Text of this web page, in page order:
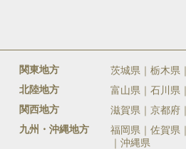
関東地方 茨城県 栃木県
北陸地方 富山県 石川県
関西地方 滋賀県 京都府
九州・沖縄地方 福岡県 佐賀県
沖縄県